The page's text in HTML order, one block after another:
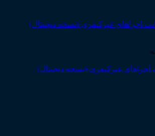
غیرکیفری (نسخه دیجیتال)